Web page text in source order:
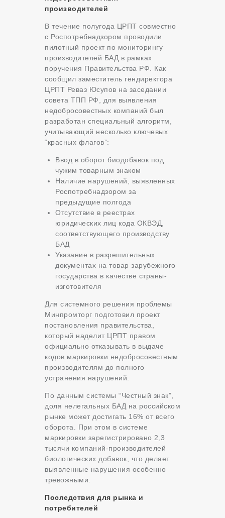
производителей
В течение полугода ЦРПТ совместно
с Роспотребнадзором проводили
пилотный проект по мониторингу
производителей БАД в рамках
поручения Правительства РФ. Как
сообщил заместитель гендиректора
ЦРПТ Реваз Юсупов на заседании
совета ТПП РФ, для выявления
недобросовестных компаний был
разработан специальный алгоритм,
учитывающий несколько ключевых
“красных флагов”:
Ввод в оборот биодобавок под
чужим товарным знаком
Наличие нарушений, выявленных
Роспотребнадзором за
предыдущие полгода
Отсутствие в реестрах
юридических лиц кода ОКВЭД,
соответствующего производству
БАД
Указание в разрешительных
документах на товар зарубежного
государства в качестве страны-
изготовителя
Для системного решения проблемы
Минпромторг подготовил проект
постановления правительства,
который наделит ЦРПТ правом
официально отказывать в выдаче
кодов маркировки недобросовестным
производителям до полного
устранения нарушений.
По данным системы “Честный знак”,
доля нелегальных БАД на российском
рынке может достигать 16% от всего
оборота. При этом в системе
маркировки зарегистрировано 2,3
тысячи компаний-производителей
биологических добавок, что делает
выявленные нарушения особенно
тревожными.
Последствия для рынка и
потребителей